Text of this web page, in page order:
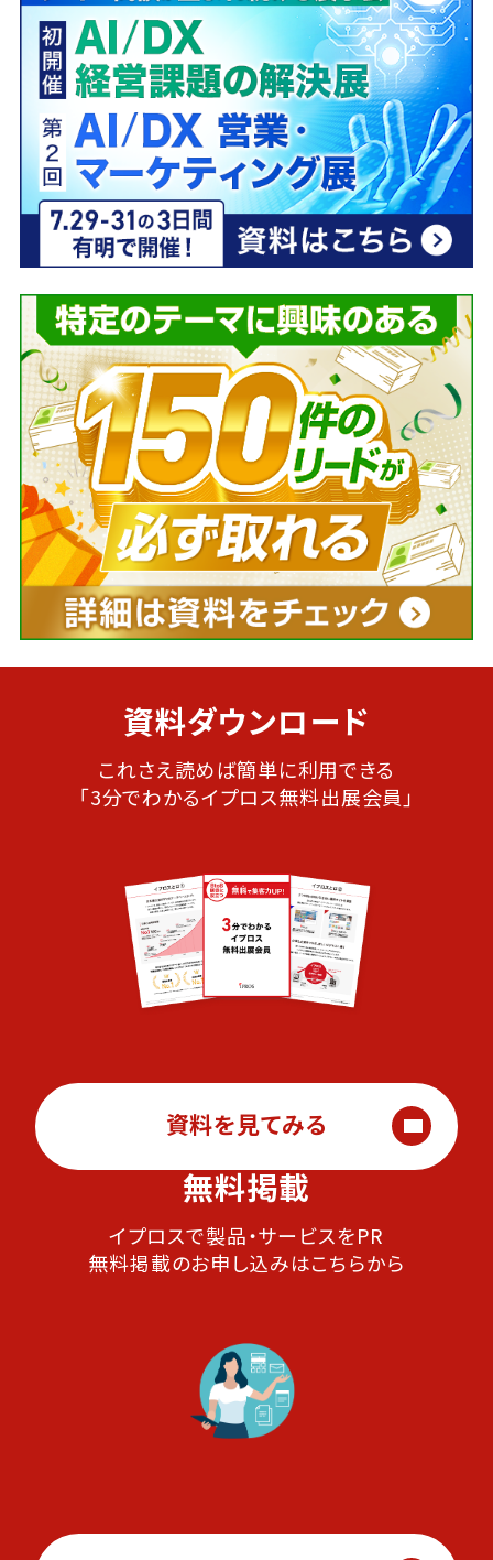
資料ダウンロード
これさえ読めば簡単に利用できる
「3分でわかるイプロス無料出展会員」
資料を見てみる
無料掲載
イプロスで製品・サービスをPR
無料掲載のお申し込みはこちらから